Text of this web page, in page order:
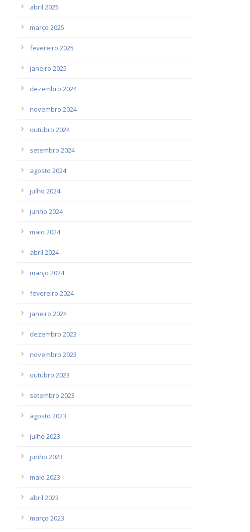
abril 2025
março 2025
fevereiro 2025
janeiro 2025
dezembro 2024
novembro 2024
outubro 2024
setembro 2024
agosto 2024
julho 2024
junho 2024
maio 2024
abril 2024
março 2024
fevereiro 2024
janeiro 2024
dezembro 2023
novembro 2023
outubro 2023
setembro 2023
agosto 2023
julho 2023
junho 2023
maio 2023
abril 2023
março 2023